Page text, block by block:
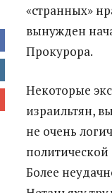
«странных»
вынужден
Прокурора.
Некоторые
израильтян,
не очень
Более